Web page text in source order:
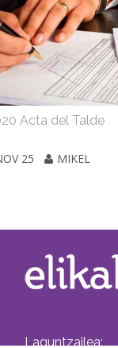
Acta del Talde
25
MIKEL
Laguntzailea: